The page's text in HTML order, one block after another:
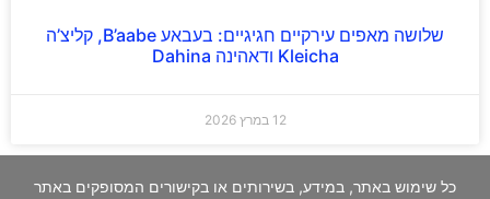
שלושה מאפים עירקיים חגיגיים: בעבאע B’aabe, קליצ’ה
Kleicha ודאהינה Dahina
12 במרץ 2026
כל שימוש באתר, במידע, בשירותים או בקישורים המסופקים באתר